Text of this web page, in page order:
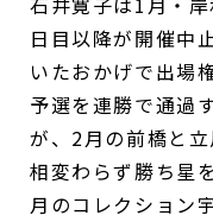
日目以降が開催中
いたおかげで出場
予選を連勝で通過
が、2月の前橋と
相変わらず勝ち星
月のコレクション